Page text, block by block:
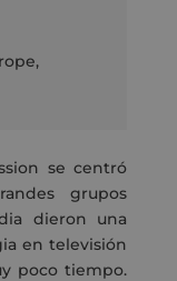
,
se centró
grupos
dieron una
en televisión
poco tiempo.